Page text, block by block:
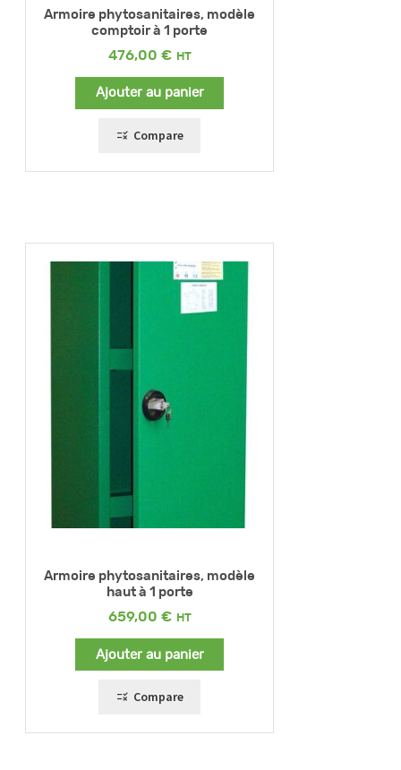
Armoire phytosanitaires, modèle
comptoir à 1 porte
476,00 €
Ajouter au panier
Compare
Armoire phytosanitaires, modèle
haut à 1 porte
659,00 €
Ajouter au panier
Compare